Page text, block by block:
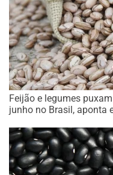
Feijão e legumes
junho no Brasil, aponta